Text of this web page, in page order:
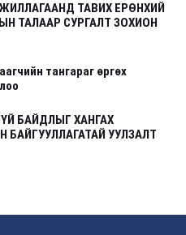
ТАВИХ ЕРӨНХИЙ
ТАЛААР СУРГАЛТ ЗОХИОН
тангараг өргөх
БАЙДЛЫГ ХАНГАХ
БАЙГУУЛЛАГАТАЙ УУЛЗАЛТ